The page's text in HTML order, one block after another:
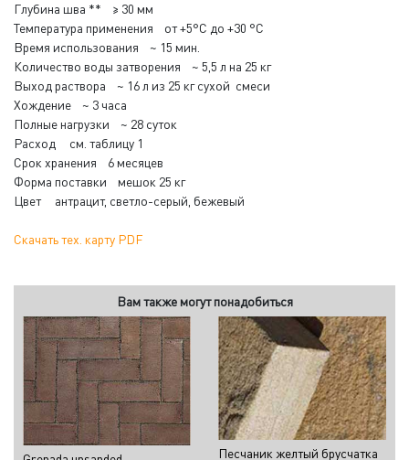
Глубина шва ** ≥ 30 мм
Температура применения от +5°С до +30 °С
Время использования ~ 15 мин.
Количество воды затворения ~ 5,5 л на 25 кг
Выход раствора ~ 16 л из 25 кг сухой смеси
Хождение ~ 3 часа
Полные нагрузки ~ 28 суток
Расход см. таблицу 1
Срок хранения 6 месяцев
Форма поставки мешок 25 кг
Цвет антрацит, светло-серый, бежевый
Скачать тех. карту PDF
Вам также могут понадобиться
Песчаник желтый брусчатка